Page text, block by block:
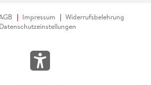
Impressum
Widerrufsbelehrung
Datenschutzeinstellungen